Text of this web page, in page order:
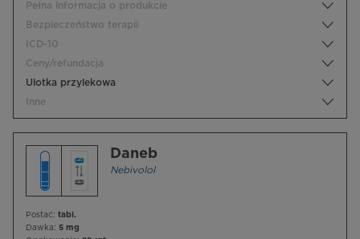
Pełna informacja o produkcie
Bezpieczeństwo terapii
ICD-10
Ceny/refundacja
Ulotka przylekowa
Inne
Daneb
Nebivolol
Postać: tabl.
Dawka: 5 mg